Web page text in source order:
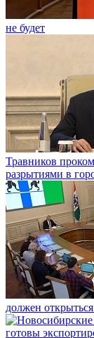
не будет
Травников
разрытиями в
должен